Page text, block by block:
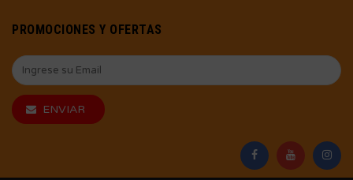
PROMOCIONES Y OFERTAS
ENVIAR